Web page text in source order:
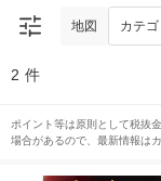
地図 カテゴ
2 件
ポイント等は原則として税抜
場合があるので、最新情報は